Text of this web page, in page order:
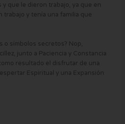
que le dieron trabajo, ya que en
trabajo y tenía una familia que
o símbolos secretos? Nop,
junto a Paciencia y Constancia
resultado el disfrutar de una
Espiritual y una Expansión